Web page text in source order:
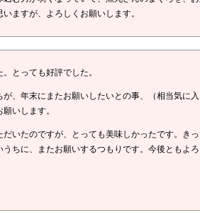
ますが、よろしくお願いします。
とっても好評でした。
、年末にまたお願いしたいとの事、（相当気に入
いします。
いたのですが、とっても美味しかったです。き
うちに、またお願いするつもりです。今後とも